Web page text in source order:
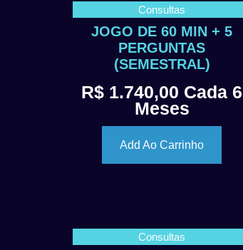
Consultas
JOGO DE 60 MIN + 5
PERGUNTAS
(SEMESTRAL)
R$ 1.740,00 Cada 6
Meses
Add Ao Carrinho
Consultas